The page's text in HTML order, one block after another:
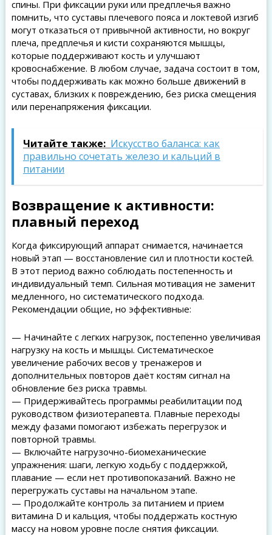
спины. При фиксации руки или предплечья важно
помнить, что суставы плечевого пояса и локтевой изгиб
могут отказаться от привычной активности, но вокруг
плеча, предплечья и кисти сохраняются мышцы,
которые поддерживают кость и улучшают
кровоснабжение. В любом случае, задача состоит в том,
чтобы поддерживать как можно больше движений в
суставах, близких к повреждению, без риска смещения
или перенапряжения фиксации.
Читайте также: Искусство баланса: как
правильно сочетать железо и кальций в
питании
Возвращение к активности:
плавный переход
Когда фиксирующий аппарат снимается, начинается
новый этап — восстановление сил и плотности костей.
В этот период важно соблюдать постепенность и
индивидуальный темп. Сильная мотивация не заменит
медленного, но систематического подхода.
Рекомендации общие, но эффективные:
— Начинайте с легких нагрузок, постепенно увеличивая
нагрузку на кость и мышцы. Систематическое
увеличение рабочих весов у тренажеров и
дополнительных повторов даёт костям сигнал на
обновление без риска травмы.
— Придерживайтесь программы реабилитации под
руководством физиотерапевта. Плавные переходы
между фазами помогают избежать перегрузок и
повторной травмы.
— Включайте нагрузочно-биомеханические
упражнения: шаги, легкую ходьбу с поддержкой,
плавание — если нет противопоказаний. Важно не
перегружать суставы на начальном этапе.
— Продолжайте контроль за питанием и прием
витамина D и кальция, чтобы поддержать костную
массу на новом уровне после снятия фиксации.